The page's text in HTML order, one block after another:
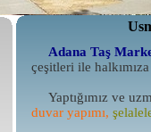
Adana Taş
çeşitleri ile
Yaptığımız ve
duvar yapımı,